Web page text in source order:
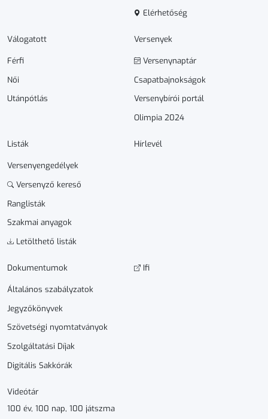
Elérhetőség
Válogatott
Férfi
Női
Utánpótlás
Versenyek
Versenynaptár
Csapatbajnokságok
Versenybírói portál
Olimpia 2024
Listák
Versenyengedélyek
Versenyző kereső
Ranglisták
Szakmai anyagok
Letölthető listák
Hírlevél
Dokumen­­tumok
Általános szabályzatok
Jegyzőkönyvek
Szövetségi nyomtatványok
Szolgáltatási Díjak
Digitális Sakkórák
Ifi
Videótár
100 év, 100 nap, 100 játszma